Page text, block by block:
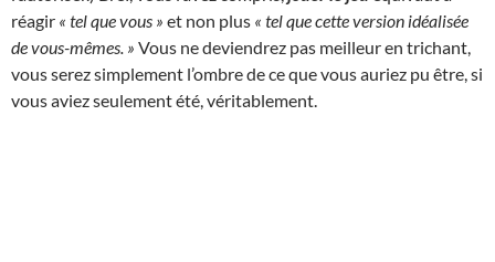
réagir « tel que vous » et non plus « tel que cette version idéalisée
de vous-mêmes. » Vous ne deviendrez pas meilleur en trichant,
vous serez simplement l’ombre de ce que vous auriez pu être, si
vous aviez seulement été, véritablement.